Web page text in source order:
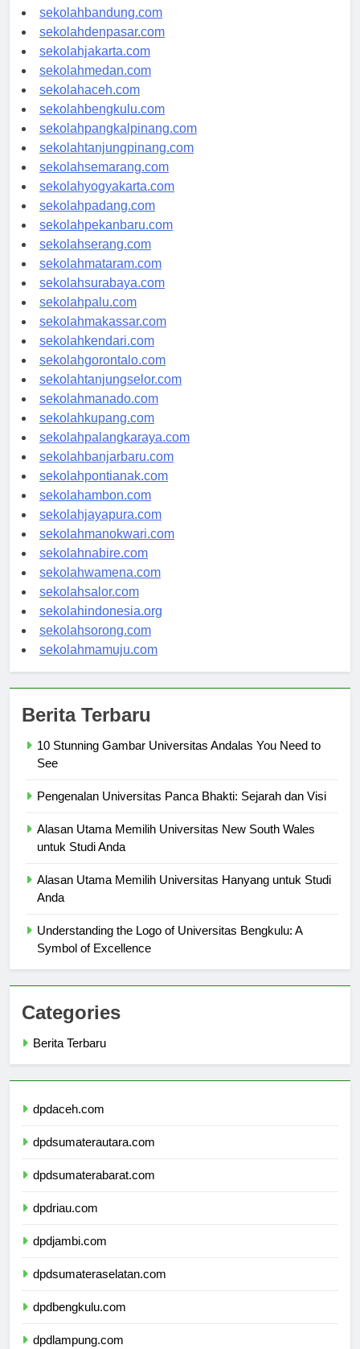
sekolahsamarinda.com
sekolahbandung.com
sekolahdenpasar.com
sekolahjakarta.com
sekolahmedan.com
sekolahaceh.com
sekolahbengkulu.com
sekolahpangkalpinang.com
sekolahtanjungpinang.com
sekolahsemarang.com
sekolahyogyakarta.com
sekolahpadang.com
sekolahpekanbaru.com
sekolahserang.com
sekolahmataram.com
sekolahsurabaya.com
sekolahpalu.com
sekolahmakassar.com
sekolahkendari.com
sekolahgorontalo.com
sekolahtanjungselor.com
sekolahmanado.com
sekolahkupang.com
sekolahpalangkaraya.com
sekolahbanjarbaru.com
sekolahpontianak.com
sekolahambon.com
sekolahjayapura.com
sekolahmanokwari.com
sekolahnabire.com
sekolahwamena.com
sekolahsalor.com
sekolahindonesia.org
sekolahsorong.com
10 Stunning Gambar Universitas Andalas You Need to
Alasan Utama Memilih Universitas New South Wales
Alasan Utama Memilih Universitas Hanyang untuk Studi
Understanding the Logo of Universitas Bengkulu: A
Categories